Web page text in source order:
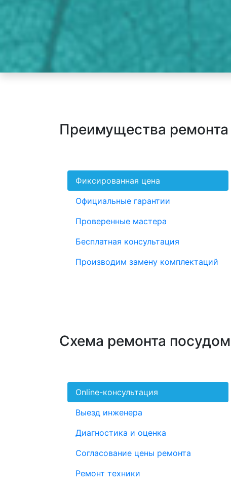
Преимущества
Фиксированная цена
Официальные гарантии
Проверенные мастера
Бесплатная консультация
Производим замену комплектаций
Схема ремонта
Online-консультация
Выезд инженера
Диагностика и оценка
Согласование цены ремонта
Ремонт техники